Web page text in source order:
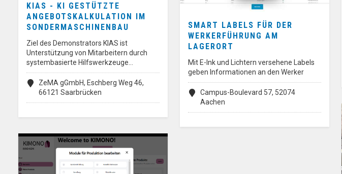
KIAS - KI GESTÜTZTE
ANGEBOTSKALKULATION IM
SONDERMASCHINENBAU
Ziel des Demonstrators KIAS ist
Unterstützung von Mitarbeitern durch
systembasierte Hilfswerkzeuge…
ZeMA gGmbH, Eschberg Weg 46,
66121 Saarbrücken
SMART LABELS FÜR DER
WERKERFÜHRUNG AM
LAGERORT
Mit E-Ink und Lichtern versehene Labels
geben Informationen an den Werker
Campus-Boulevard 57, 52074
Aachen